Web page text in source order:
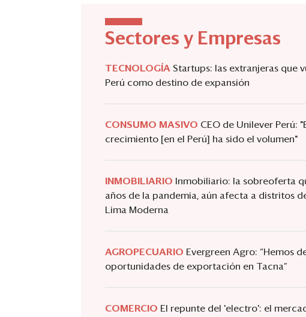
Sectores y Empresas
TECNOLOGÍA Startups: las extranjeras que
Perú como destino de expansión
CONSUMO MASIVO CEO de Unilever Perú:
crecimiento [en el Perú] ha sido el volumen"
INMOBILIARIO
Inmobiliario: la sobreoferta
años de la pandemia, aún afecta a distritos
Lima Moderna
AGROPECUARIO Evergreen Agro: “Hemos
oportunidades de exportación en Tacna”
COMERCIO El repunte del 'electro': el